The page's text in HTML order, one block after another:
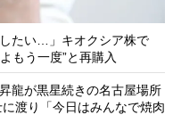
たい…」キオクシア株で
もう一度”と再購入
龍が黒星続きの名古屋場所
渡り「今日はみんなで焼肉